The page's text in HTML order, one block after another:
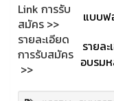
Link การรับ
สมัคร >>
แบบฟ
รายละเอียด
การรับสมัคร
>>
รายล
อบรม